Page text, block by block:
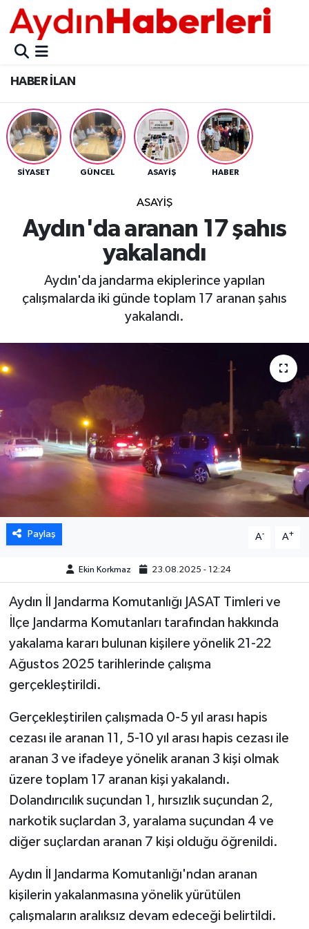
HABER İLAN
SİYASET GÜNCEL ASAYİŞ HABER
ASAYİŞ
Aydın'da aranan 17 şahıs
yakalandı
Aydın'da jandarma ekiplerince yapılan
çalışmalarda iki günde toplam 17 aranan şahıs
yakalandı.
Paylaş A- A+
Ekin Korkmaz 23.08.2025 - 12:24
Aydın İl Jandarma Komutanlığı JASAT Timleri ve
İlçe Jandarma Komutanları tarafından hakkında
yakalama kararı bulunan kişilere yönelik 21-22
Ağustos 2025 tarihlerinde çalışma
gerçekleştirildi.
Gerçekleştirilen çalışmada 0-5 yıl arası hapis
cezası ile aranan 11, 5-10 yıl arası hapis cezası ile
aranan 3 ve ifadeye yönelik aranan 3 kişi olmak
üzere toplam 17 aranan kişi yakalandı.
Dolandırıcılık suçundan 1, hırsızlık suçundan 2,
narkotik suçlardan 3, yaralama suçundan 4 ve
diğer suçlardan aranan 7 kişi olduğu öğrenildi.
Aydın İl Jandarma Komutanlığı'ndan aranan
kişilerin yakalanmasına yönelik yürütülen
çalışmaların aralıksız devam edeceği belirtildi.
GÜNCEL
POLİTİKA
BELEDİYELER
ASAYİŞ
BÜLTEN
DIŞ
EĞİTİM
EKOLOJİ VE ÇEVRE
BİLİM VE TEKNOLOJİ
GÜNDEM
HABERDE İNSAN
KÜLTÜR SANAT
MAGAZİN
ÖZEL HABER
SAĞLIK
ŞİRKET HABERLERİ
SİYASET
SPOR
YAŞAM
Aydın Nöbetçi Eczaneler
Aydın Hava Durumu
Aydin Namaz Vakitleri
Aydın Trafik Yoğunluk Haritası
Tüm Manşetler
Son Dakika Haberleri
Haber Arşivi